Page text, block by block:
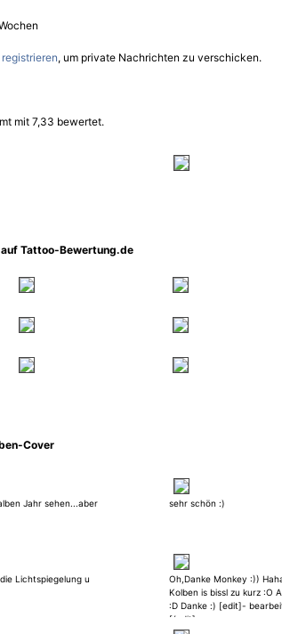
registrieren, um private Nachrichten zu verschicken.
mit 7,33 bewertet.
Tattoo-Bewertung.de
Cover
Jahr sehen...aber
sehr schön :)
Lichtspiegelung u
Oh,Danke Monkey :))
Kolben is bissl zu kurz :O
:D Danke :) [edit]-
[/edit]